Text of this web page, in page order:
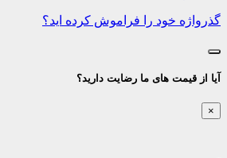
گذرواژه خود را فراموش کرده اید؟
آیا از قیمت های ما رضایت دارید؟
×